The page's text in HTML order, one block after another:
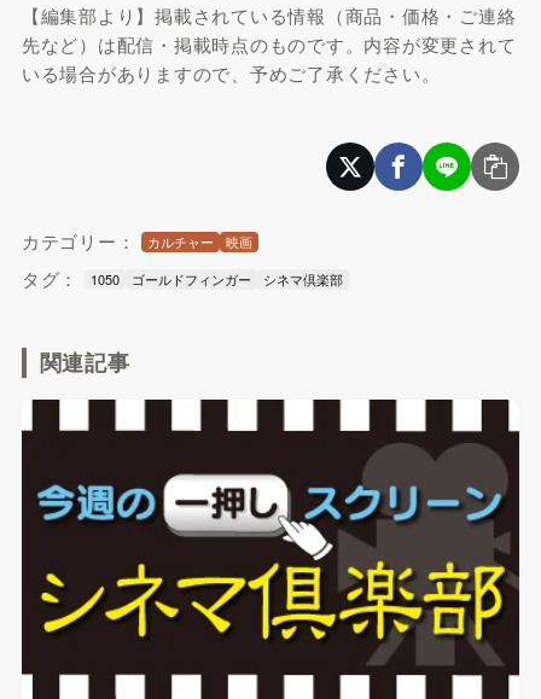
【編集部より】掲載されている情報（商品・価格・ご連絡
先など）は配信・掲載時点のものです。内容が変更されて
いる場合がありますので、予めご了承ください。
カテゴリー： カルチャー 映画
タグ： 1050 ゴールドフィンガー シネマ倶楽部
関連記事